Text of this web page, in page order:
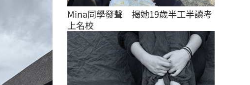
Mina同學發聲　揭她19歲半工半讀考
上名校